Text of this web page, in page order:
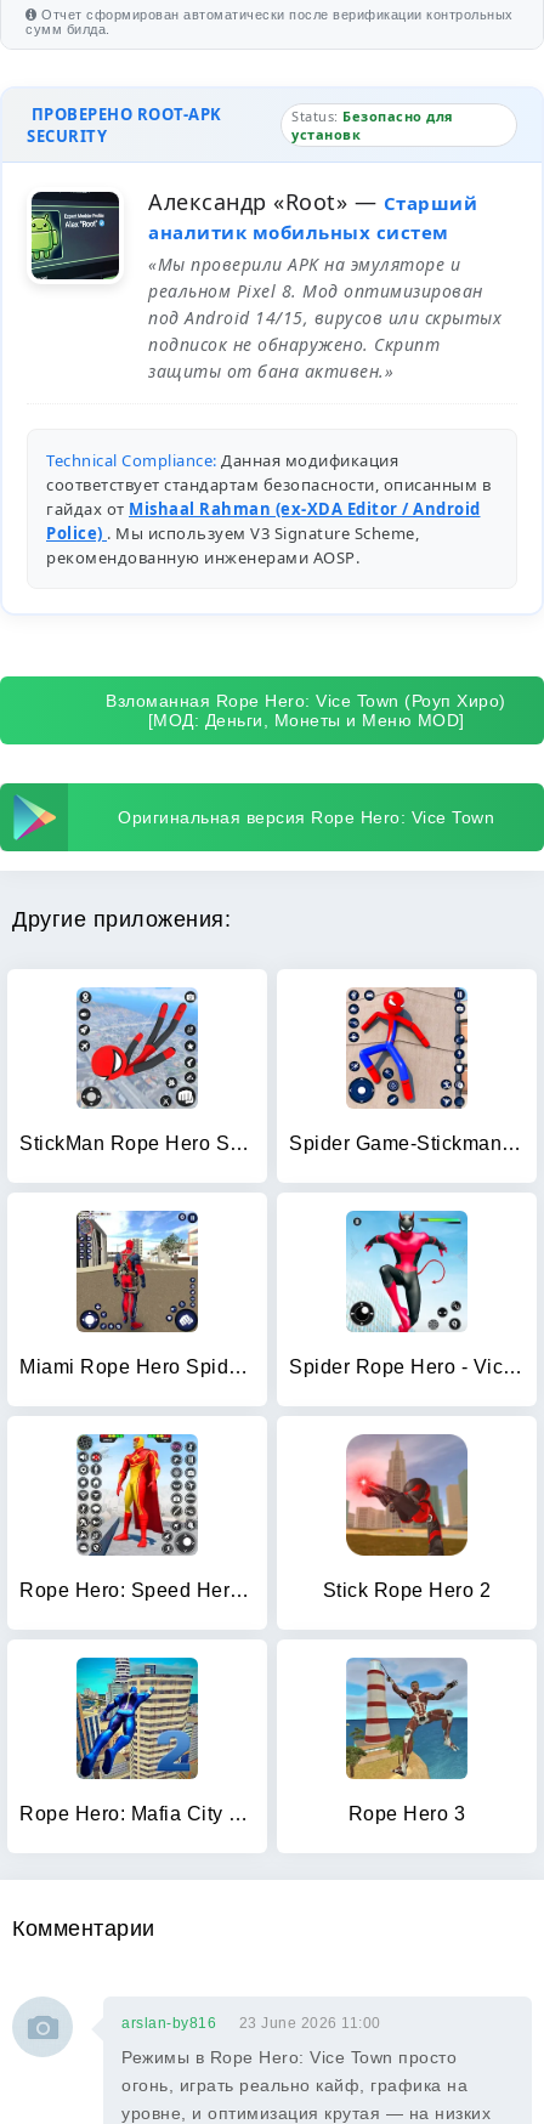
Отчет сформирован автоматически после верификации контрольных
сумм билда.
ПРОВЕРЕНО ROOT-APK
SECURITY
Status: Безопасно для
установк
Александр «Root» — Старший
аналитик мобильных систем
«Мы проверили APK на эмуляторе и
реальном Pixel 8. Мод оптимизирован
под Android 14/15, вирусов или скрытых
подписок не обнаружено. Скрипт
защиты от бана активен.»
Technical Compliance: Данная модификация
соответствует стандартам безопасности, описанным в
гайдах от Mishaal Rahman (ex-XDA Editor / Android
Police) . Мы используем V3 Signature Scheme,
рекомендованную инженерами AOSP.
Взломанная Rope Hero: Vice Town (Роуп Хиро)
[МОД: Деньги, Монеты и Меню MOD]
Оригинальная версия Rope Hero: Vice Town
Другие приложения:
StickMan Rope Hero Spider Game Spider Game-Stickman Rope Hero
Miami Rope Hero Spider Game Spider Rope Hero - Vice Town
Rope Hero: Speed Hero Games Stick Rope Hero 2
Rope Hero: Mafia City Wars Rope Hero 3
Комментарии
arslan-by816 23 June 2026 11:00
Режимы в Rope Hero: Vice Town просто
огонь, играть реально кайф, графика на
уровне, и оптимизация крутая — на низких